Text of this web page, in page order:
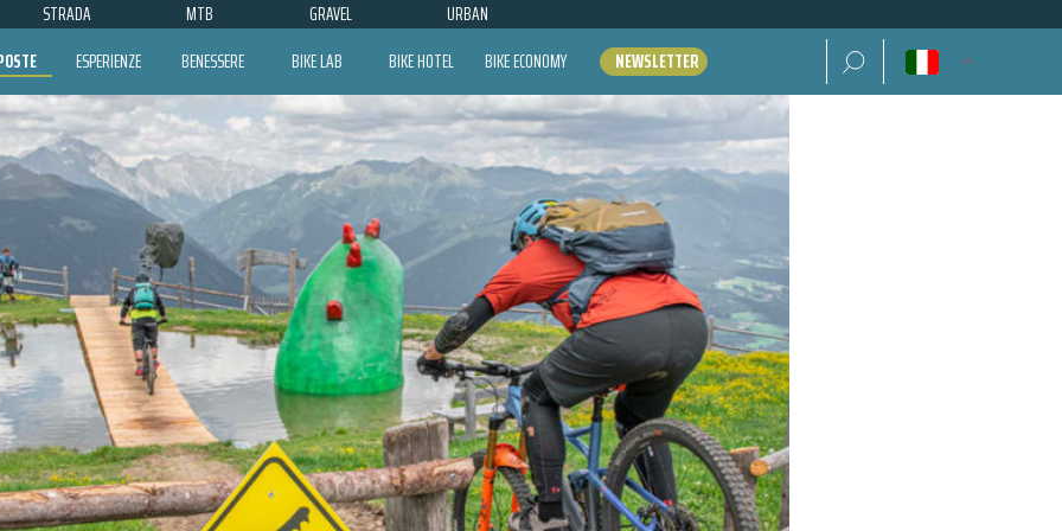
STRADA MTB GRAVEL URBAN
ESPERIENZE BENESSERE BIKE LAB BIKE HOTEL BIKE ECONOMY NEWSLETTER Ricerca per: